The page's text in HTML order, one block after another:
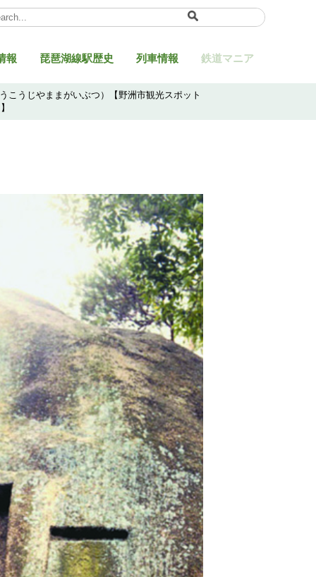
報
琵琶湖線駅歴史 列車情報 鉄道マニア
こうじやままがいぶつ）【野洲市観光スポット